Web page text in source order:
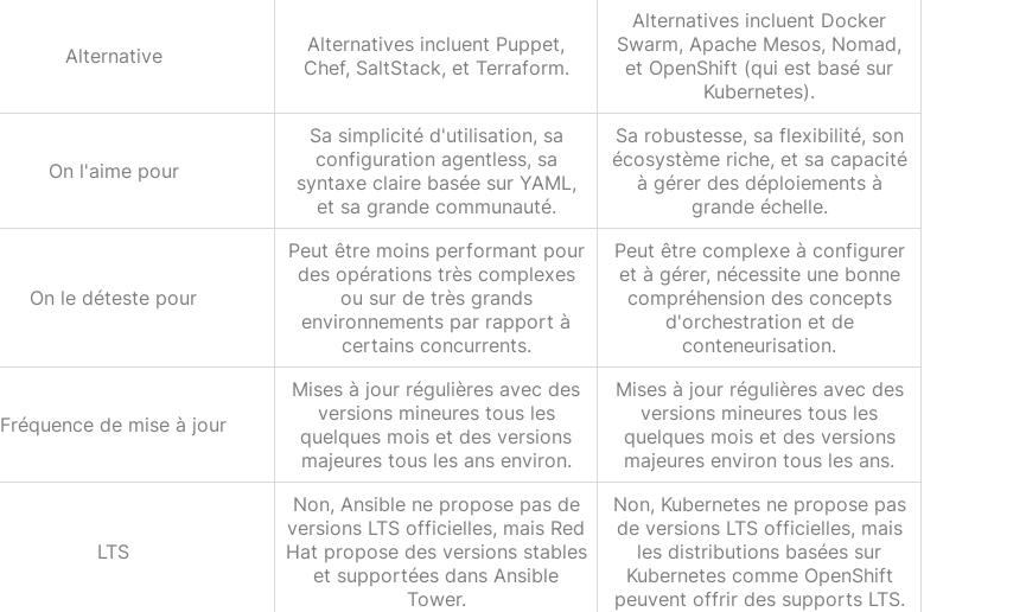
Alternative
Alternatives incluent Puppet,
Chef, SaltStack, et Terraform.
Alternatives incluent Docker
Swarm, Apache Mesos, Nomad,
et OpenShift (qui est basé sur
Kubernetes).
On l'aime pour
Sa simplicité d'utilisation, sa
configuration agentless, sa
syntaxe claire basée sur YAML,
et sa grande communauté.
Sa robustesse, sa flexibilité, son
écosystème riche, et sa capacité
à gérer des déploiements à
grande échelle.
On le déteste pour
Peut être moins performant pour
des opérations très complexes
ou sur de très grands
environnements par rapport à
certains concurrents.
Peut être complexe à configurer
et à gérer, nécessite une bonne
compréhension des concepts
d'orchestration et de
conteneurisation.
Fréquence de mise à jour
Mises à jour régulières avec des
versions mineures tous les
quelques mois et des versions
majeures tous les ans environ.
Mises à jour régulières avec des
versions mineures tous les
quelques mois et des versions
majeures environ tous les ans.
LTS
Non, Ansible ne propose pas de
versions LTS officielles, mais Red
Hat propose des versions stables
et supportées dans Ansible
Tower.
Non, Kubernetes ne propose pas
de versions LTS officielles, mais
les distributions basées sur
Kubernetes comme OpenShift
peuvent offrir des supports LTS.